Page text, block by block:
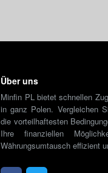
Über uns
Minfin PL bietet schnellen
in ganz Polen. Vergleichen
die vorteilhaftesten
Ihre finanziellen
Währungsumtausch effizient